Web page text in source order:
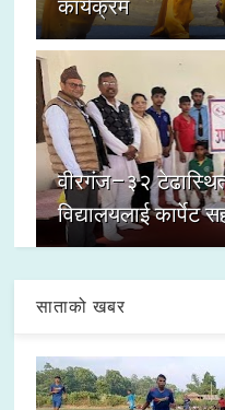
कार्यक्रम
वीरगंज–३२
विद्यालयलाई कार्पेट
साताको खबर